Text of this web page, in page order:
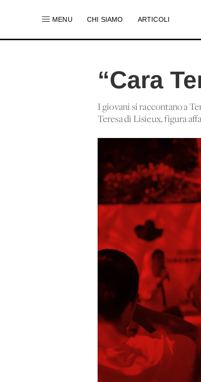
MENU CHI SIAMO ARTICOLI
“Cara
I giovani si raccontano a
Teresa di Lisieux, figura